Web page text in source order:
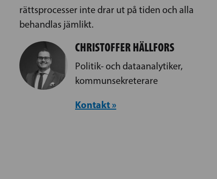
rättsprocesser inte drar ut på tiden och alla
behandlas jämlikt.
CHRISTOFFER HÄLLFORS
Politik- och dataanalytiker,
kommunsekreterare
Kontakt »